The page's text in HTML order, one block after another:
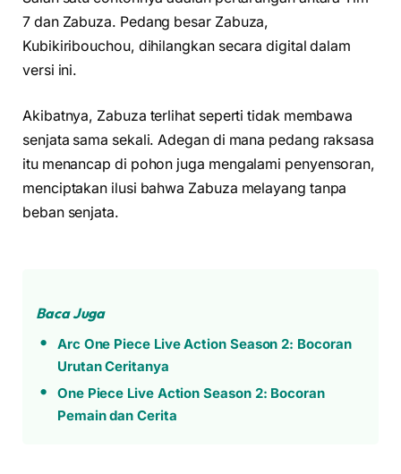
7 dan Zabuza. Pedang besar Zabuza,
Kubikiribouchou, dihilangkan secara digital dalam
versi ini.
Akibatnya, Zabuza terlihat seperti tidak membawa
senjata sama sekali. Adegan di mana pedang raksasa
itu menancap di pohon juga mengalami penyensoran,
menciptakan ilusi bahwa Zabuza melayang tanpa
beban senjata.
Baca Juga
Arc One Piece Live Action Season 2: Bocoran
Urutan Ceritanya
One Piece Live Action Season 2: Bocoran
Pemain dan Cerita